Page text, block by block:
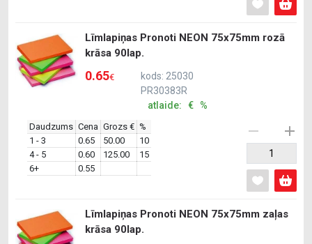
Līmlapiņas Pronoti NEON 75x75mm rozā
krāsa 90lap.
0.65€
kods: 25030
PR30383R
atlaide: € %
Daudzums Cena Grozs € %
1 - 3
0.65 50.00
10
4 - 5
0.60 125.00
15
6+
0.55
Līmlapiņas Pronoti NEON 75x75mm zaļas
krāsa 90lap.